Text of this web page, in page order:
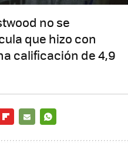
no se
que hizo con
calificación de 4,9